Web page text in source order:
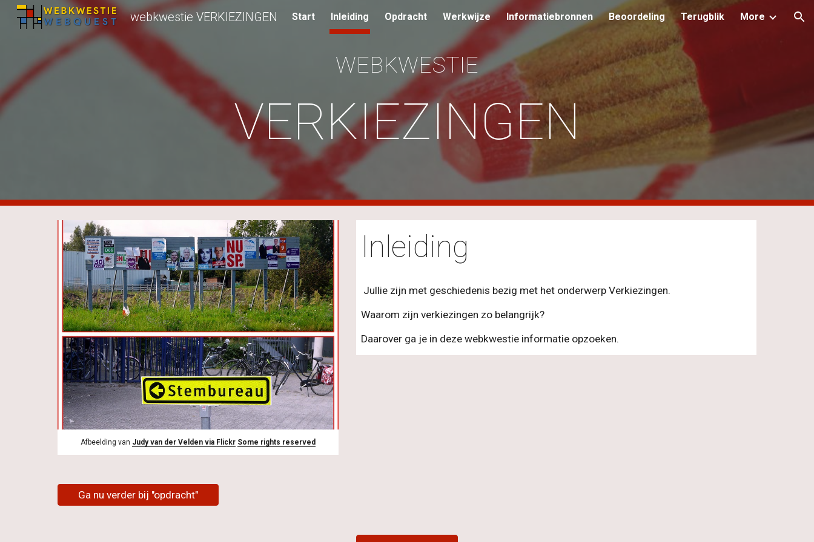
Skip to main content Skip to navigation
webkwestie VERKIEZINGEN Start Inleiding Opdracht Werkwijze Informatiebronnen Beoordeling Terugblik More
WEBKWESTIE
VERKIEZINGEN
Afbeelding van Judy van der Velden via Flickr Some rights reserved
Inleiding
Jullie zijn met geschiedenis bezig met het onderwerp Verkiezingen.
Waarom zijn verkiezingen zo belangrijk?
Daarover ga je in deze webkwestie informatie opzoeken.
Ga nu verder bij "opdracht"